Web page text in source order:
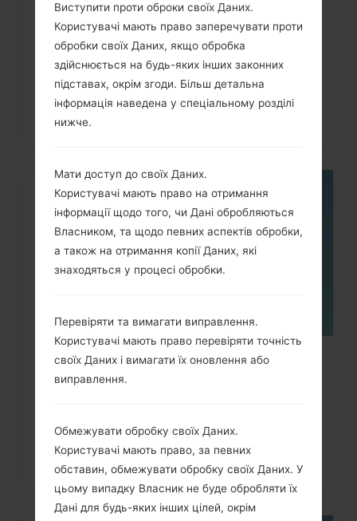
Як видалити усі дані з телефона
LG G3, G4, G5, G7 та...
ТРАВ.
Як скинути до заводських
налаштувань за допомогою коду...
Виступити проти оброки своїх Даних.
Користувачі мають право заперечувати проти
обробки своїх Даних, якщо обробка
здійснюється на будь-яких інших законних
підставах, окрім згоди. Більш детальна
інформація наведена у спеціальному розділі
нижче.
Мати доступ до своїх Даних.
Користувачі мають право на отримання
інформації щодо того, чи Дані обробляються
Власником, та щодо певних аспектів обробки,
а також на отримання копії Даних, які
знаходяться у процесі обробки.
Перевіряти та вимагати виправлення.
Користувачі мають право перевіряти точність
своїх Даних і вимагати їх оновлення або
виправлення.
Обмежувати обробку своїх Даних.
Користувачі мають право, за певних
обставин, обмежувати обробку своїх Даних. У
цьому випадку Власник не буде обробляти їх
Дані для будь-яких інших цілей, окрім